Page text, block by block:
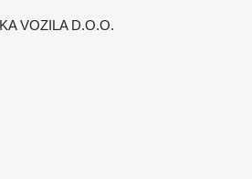
VOZILA D.O.O.